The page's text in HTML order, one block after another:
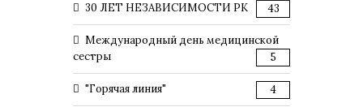
30 ЛЕТ НЕЗАВИСИМОСТИ РК 43
Международный день медицинской
сестры
5
"Горячая линия" 4